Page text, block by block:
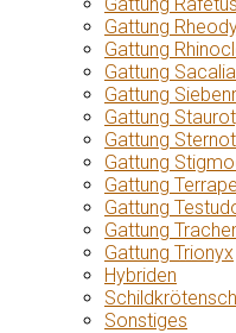
Gattung
Gattung
Gattung
Gattung
Gattung
Gattung
Gattung
Gattung
Gattung
Gattung
Gattung Trionyx
Hybriden
Sonstiges